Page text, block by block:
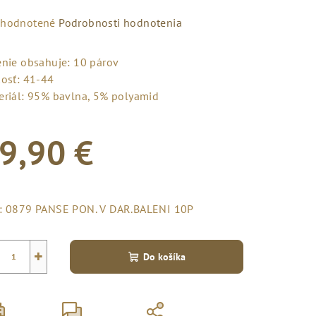
Podrobnosti hodnotenia
obsahuje: 10 párov
41-44
95% bavlna, 5% polyamid
€
0879 PANSE PON. V DAR.BALENI 10P
+ Do košíka